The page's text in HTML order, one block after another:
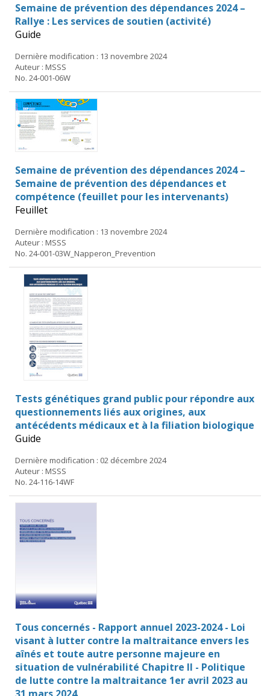
Semaine de prévention des dépendances 2024 –
Rallye : Les services de soutien (activité)
Guide
Dernière modification : 13 novembre 2024
Auteur : MSSS
No. 24-001-06W
Semaine de prévention des dépendances 2024 –
Semaine de prévention des dépendances et
compétence (feuillet pour les intervenants)
Feuillet
Dernière modification : 13 novembre 2024
Auteur : MSSS
No. 24-001-03W_Napperon_Prevention
Tests génétiques grand public pour répondre aux
questionnements liés aux origines, aux
antécédents médicaux et à la filiation biologique
Guide
Dernière modification : 02 décembre 2024
Auteur : MSSS
No. 24-116-14WF
Tous concernés - Rapport annuel 2023-2024 - Loi
visant à lutter contre la maltraitance envers les
aînés et toute autre personne majeure en
situation de vulnérabilité Chapitre II - Politique
de lutte contre la maltraitance 1er avril 2023 au